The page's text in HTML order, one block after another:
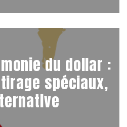
du dollar :
spéciaux,